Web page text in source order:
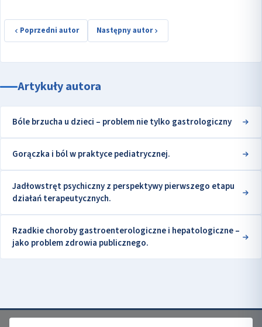
Poprzedni autor Następny autor
Artykuły autora
Bóle brzucha u dzieci – problem nie tylko gastrologiczny
Gorączka i ból w praktyce pediatrycznej.
Jadłowstręt psychiczny z perspektywy pierwszego etapu
działań terapeutycznych.
Rzadkie choroby gastroenterologiczne i hepatologiczne –
jako problem zdrowia publicznego.